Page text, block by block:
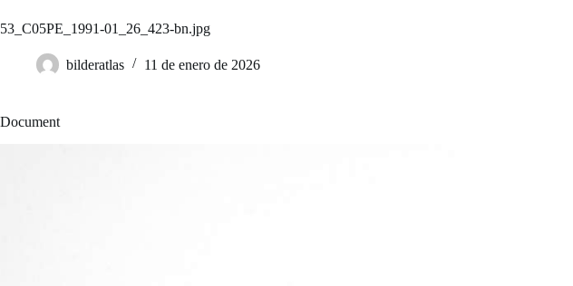
53_C05PE_1991-01_26_423-bn.jpg
bilderatlas 11 de enero de 2026
Document